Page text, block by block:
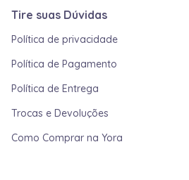
Tire suas Dúvidas
Política de privacidade
Política de Pagamento
Política de Entrega
Trocas e Devoluções
Como Comprar na Yora